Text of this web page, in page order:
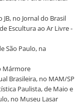
JB, no Jornal do Brasil
Escultura ao Ar Livre -
São Paulo, na
Mármore
Brasileira, no MAM/SP
Paulista, de Maio e
no Museu Lasar